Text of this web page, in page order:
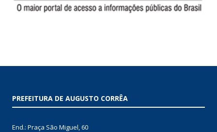
PREFEITURA DE AUGUSTO CORRÊA
End.: Praça São Miguel, 60